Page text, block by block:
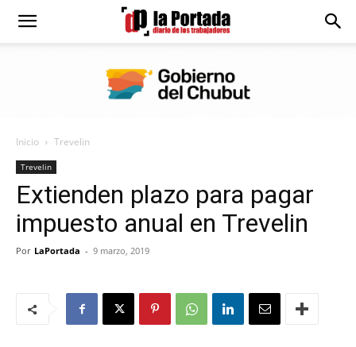
Diario
Portada
Inicio Trevelin
Trevelin
Extienden plazo para pagar
impuesto anual en Trevelin
Por LaPortada - 9 marzo, 2019